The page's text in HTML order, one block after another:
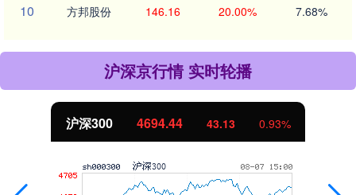
10 方邦股份 146.16 20.00% 7.68%
沪深京行情 实时轮播
沪深300 4694.44 43.13 0.93%